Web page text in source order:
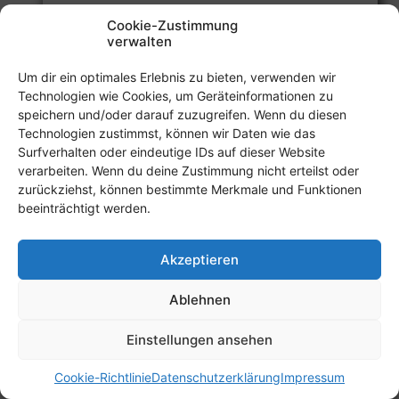
Cookie-Zustimmung
verwalten
Um dir ein optimales Erlebnis zu bieten, verwenden wir
Technologien wie Cookies, um Geräteinformationen zu
speichern und/oder darauf zuzugreifen. Wenn du diesen
Technologien zustimmst, können wir Daten wie das
Surfverhalten oder eindeutige IDs auf dieser Website
verarbeiten. Wenn du deine Zustimmung nicht erteilst oder
zurückziehst, können bestimmte Merkmale und Funktionen
beeinträchtigt werden.
Akzeptieren
Ablehnen
Einstellungen ansehen
Cookie-RichtlinieDatenschutzerklärungImpressum
Pizzawagen: 2€ sparen als
Vereinsmitglied
WEITERLESEN
2€
SPAREN
ALS
VEREINSMITGLIED
Datenschutzerklärung Impressum
Cookie-Richtlinie (EU)
© 2026 TSG Hohenlohe e.V.